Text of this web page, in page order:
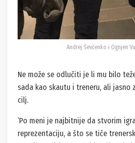
Andrej Ševčenko i Ognjen
Ne može se odlučiti je li mu bilo
sada kao skautu i treneru, ali jasno
cilj.
‘Po meni je najbitnije da stvorim
reprezentaciju, a što se tiče